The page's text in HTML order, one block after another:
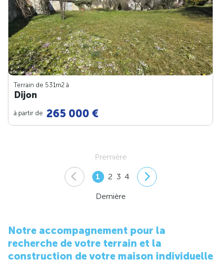
Terrain de 531m2 à
Dijon
à partir de 265 000 €
Première
1 2 3 4
Dernière
Notre accompagnement pour la
recherche de votre terrain et la
construction de votre maison individuelle